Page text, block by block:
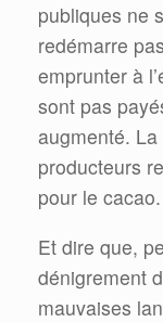
publiques ne
redémarre
emprunter à
sont pas
augmenté. La
producteurs
pour le cacao.
Et dire que,
dénigrement
mauvaises